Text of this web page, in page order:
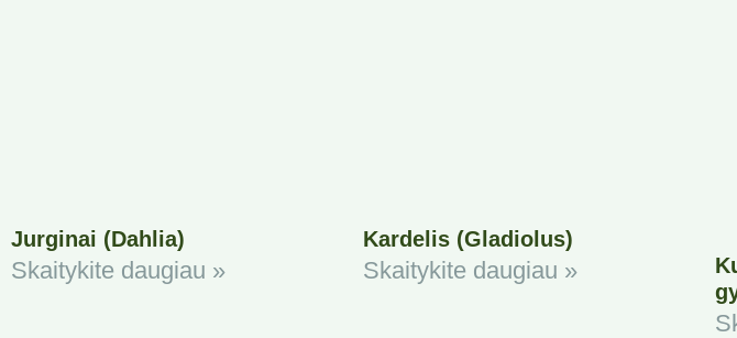
Jurginai (Dahlia)
Skaitykite daugiau »
Kardelis (Gladiolus)
Skaitykite daugiau »